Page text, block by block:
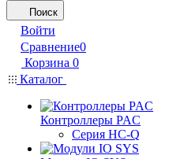
Поиск
Войти
Сравнение0
Корзина 0
Каталог
Контроллеры PAC
Серия HC-Q